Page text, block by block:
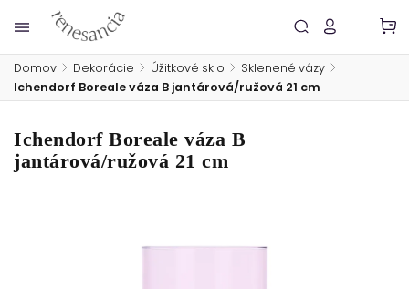
Domov / Dekorácie / Úžitkové sklo / Sklenené vázy /
Ichendorf Boreale váza B jantárová/ružová 21 cm
Ichendorf Boreale váza B
jantárová/ružová 21 cm